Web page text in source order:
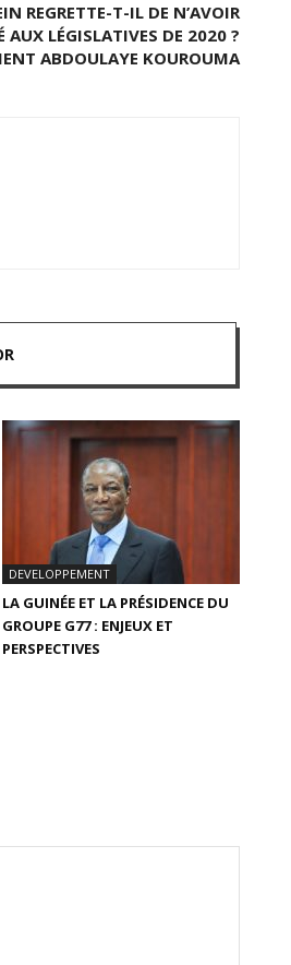
REGRETTE-T-IL DE N’AVOIR
AUX LÉGISLATIVES DE 2020 ?
ABDOULAYE KOUROUMA
DEVELOPPEMENT
LA GUINÉE ET LA PRÉSIDENCE DU
GROUPE G77 : ENJEUX ET
PERSPECTIVES